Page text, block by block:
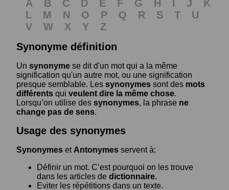
A B C D E F G H J
K
L
M N O P Q R S T
U
V
W X Y
Z
Synonyme définition
Un synonyme se dit d'un mot qui a la même
signification qu'un autre mot, ou une signification
presque semblable. Les synonymes sont des mots
différents qui veulent dire la même chose.
Lorsqu’on utilise des synonymes, la phrase ne
change pas de sens.
Usage des synonymes
Synonymes et Antonymes servent à:
Définir un mot. C’est pourquoi on les trouve
dans les articles de dictionnaire.
Eviter les répétitions dans un texte.